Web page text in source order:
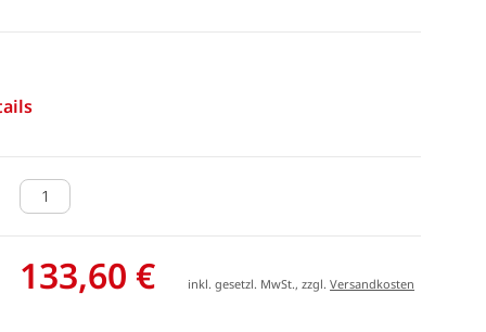
133,60 € inkl. gesetzl. MwSt., zzgl.Versandkosten